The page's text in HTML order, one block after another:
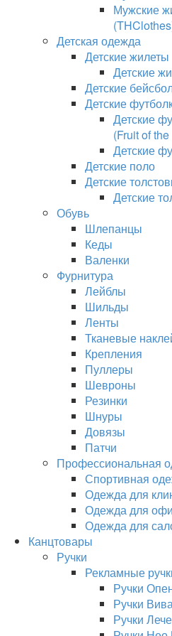
Мужские
Детская одежда
Детские жилеты
Детские
Детские
Детские
Детские
(Fruit of
Детские
Детские поло
Детские
Детские
Обувь
Шлепанцы
Кеды
Валенки
Фурнитура
Лейблы
Шильды
Ленты
Тканевые
Крепления
Пуллеры
Шевроны
Резинки
Шнуры
Довязы
Патчи
Профессиональная
Спортивная
Одежда для
Одежда для
Одежда для
Канцтовары
Ручки
Рекламные
Ручки
Ручки
Ручки